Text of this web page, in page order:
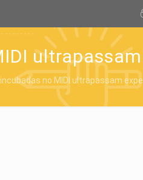
no MIDI ultrapassam